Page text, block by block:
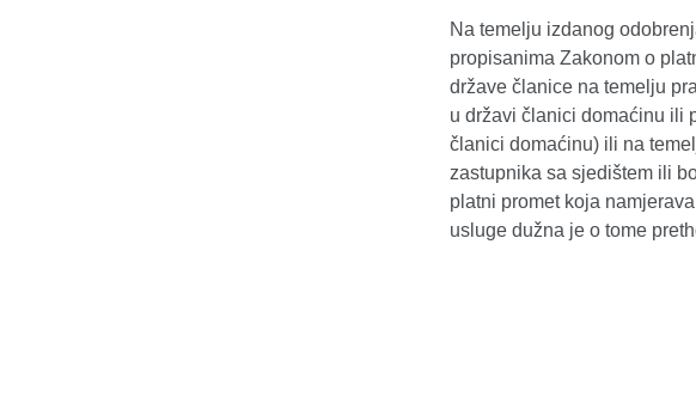
Na temelju izdanog
propisanima Zakonom o
države članice na temelju
u državi članici domaćinu ili
članici domaćinu) ili na
zastupnika sa sjedištem ili
platni promet koja
usluge dužna je o tome